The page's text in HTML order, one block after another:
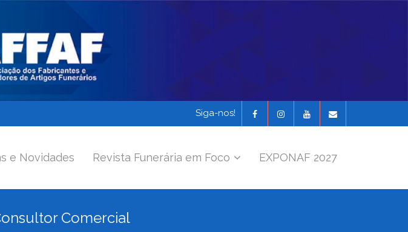
Siga-nos!
e Novidades Revista Funerária em Foco EXPONAF 2027
Comercial